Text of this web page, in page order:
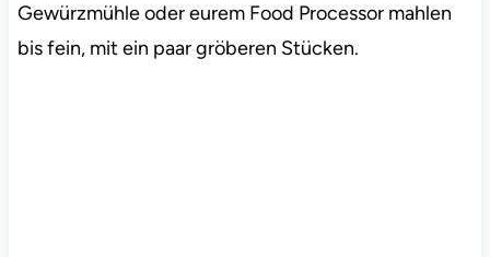
Gewürzmühle oder eurem Food Processor mahlen
bis fein, mit ein paar gröberen Stücken.